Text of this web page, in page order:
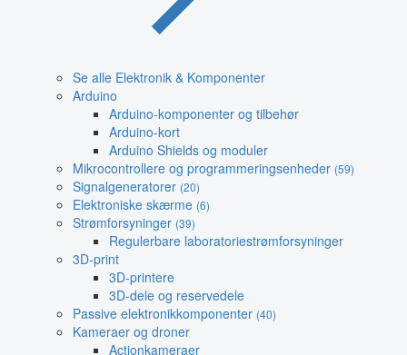
Se alle Elektronik & Komponenter
Arduino
Arduino-komponenter og tilbehør
Arduino-kort
Arduino Shields og moduler
Mikrocontrollere og programmeringsenheder (59)
Signalgeneratorer (20)
Elektroniske skærme (6)
Strømforsyninger (39)
Regulerbare laboratoriestrømforsyninger
3D-print
3D-printere
3D-dele og reservedele
Passive elektronikkomponenter (40)
Kameraer og droner
Actionkameraer